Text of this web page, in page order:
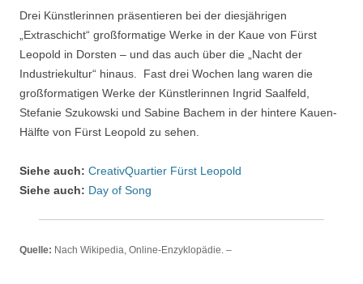
Drei Künstlerinnen präsentieren bei der diesjährigen
„Extraschicht“ großformatige Werke in der Kaue von Fürst
Leopold in Dorsten – und das auch über die „Nacht der
Industriekultur“ hinaus. Fast drei Wochen lang waren die
großformatigen Werke der Künstlerinnen Ingrid Saalfeld,
Stefanie Szukowski und Sabine Bachem in der hintere Kauen-
Hälfte von Fürst Leopold zu sehen.
Siehe auch: CreativQuartier Fürst Leopold
Siehe auch: Day of Song
Quelle: Nach Wikipedia, Online-Enzyklopädie. –